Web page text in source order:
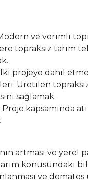
Modern ve verimli
topraksız tarım
projeye dahil
Üretilen
sağlamak.
kapsamında
artması ve
konusundaki
ve